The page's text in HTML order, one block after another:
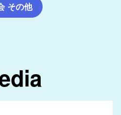
その他